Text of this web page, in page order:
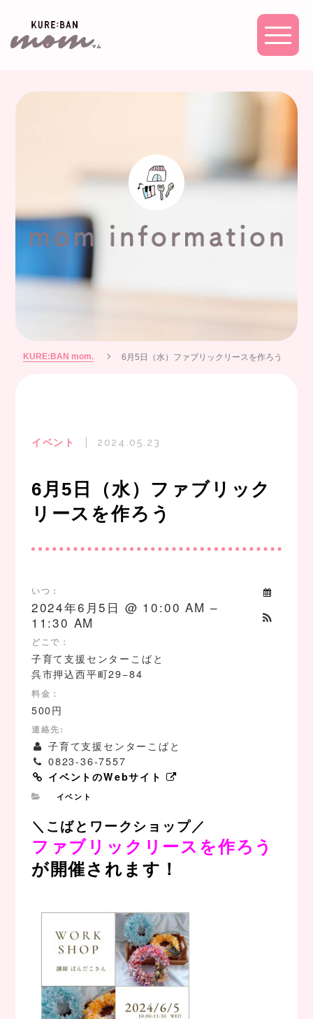
KURE:BAN mom. 6月5日（水）ファブリックリースを作ろう
イベント 2024.05.23
6月5日（水）ファブリック
リースを作ろう
いつ：
2024年6月5日 @ 10:00 AM –
11:30 AM
どこで：
子育て支援センターこばと
呉市押込西平町29−84
料金：
500円
連絡先:
子育て支援センターこばと
0823-36-7557
イベントのWebサイト
イベント
＼こばとワークショップ／
ファブリックリースを作ろう
が開催されます！